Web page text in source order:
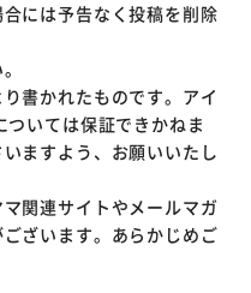
には予告なく投稿を削除
書かれたものです。アイ
ついては保証できかねま
ますよう、お願いいたし
関連サイトやメールマガ
ざいます。あらかじめご